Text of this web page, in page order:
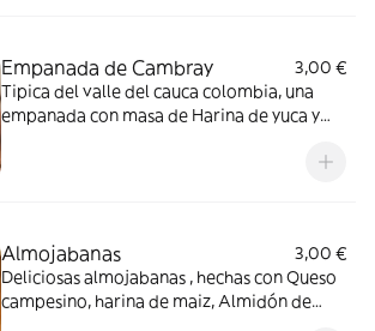
Empanada de Cambray
3,00 €
Tipica del valle del cauca colombia, una
empanada con masa de Harina de yuca y
Almojabanas
3,00 €
Deliciosas almojabanas , hechas con Queso
campesino, harina de maiz, Almidón de